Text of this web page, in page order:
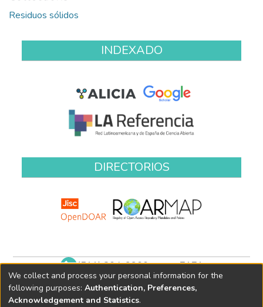
Residuos sólidos
INDEXADO
DIRECTORIOS
(511) 204-9900 anexo 7171
biblioteca@oefa.gob.pe
We collect and process your personal information for the
following purposes: Authentication, Preferences,
Acknowledgement and Statistics.